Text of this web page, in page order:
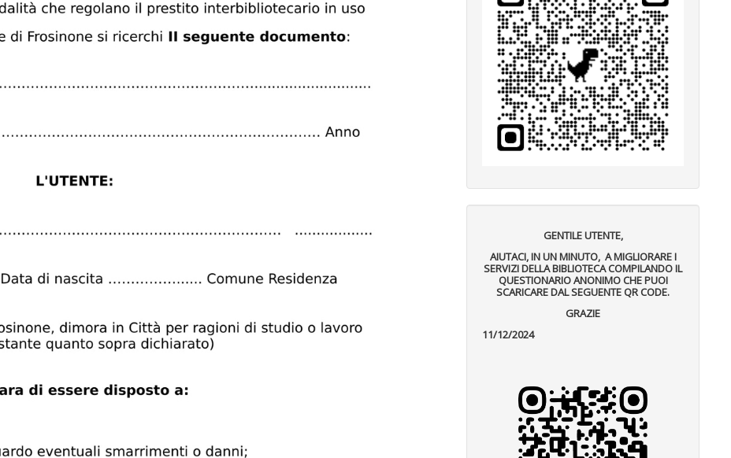
GENTILE UTENTE,
AIUTACI, IN UN MINUTO, A MIGLIORARE I
SERVIZI DELLA BIBLIOTECA COMPILANDO IL
QUESTIONARIO ANONIMO CHE PUOI
SCARICARE DAL SEGUENTE QR CODE.
GRAZIE
11/12/2024